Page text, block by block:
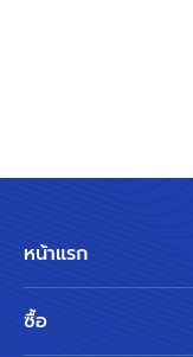
หน้าแรก
ซื้อ